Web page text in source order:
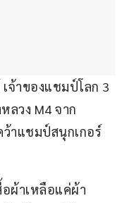
จ้าของแชมป์โลก 3
ลวง M4 จาก
าแชมป์สนุกเกอร์
ผ้าเหลือแค่ผ้า